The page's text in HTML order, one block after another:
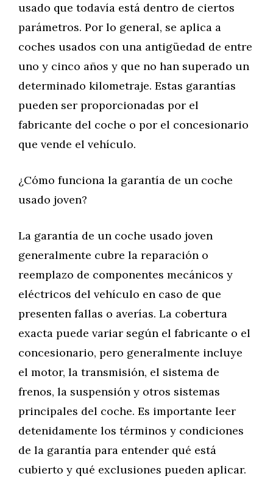
usado que todavía está dentro de ciertos
parámetros. Por lo general, se aplica a
coches usados con una antigüedad de entre
uno y cinco años y que no han superado un
determinado kilometraje. Estas garantías
pueden ser proporcionadas por el
fabricante del coche o por el concesionario
que vende el vehículo.
¿Cómo funciona la garantía de un coche
usado joven?
La garantía de un coche usado joven
generalmente cubre la reparación o
reemplazo de componentes mecánicos y
eléctricos del vehículo en caso de que
presenten fallas o averías. La cobertura
exacta puede variar según el fabricante o el
concesionario, pero generalmente incluye
el motor, la transmisión, el sistema de
frenos, la suspensión y otros sistemas
principales del coche. Es importante leer
detenidamente los términos y condiciones
de la garantía para entender qué está
cubierto y qué exclusiones pueden aplicar.